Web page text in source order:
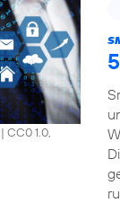
CC0 1.0,